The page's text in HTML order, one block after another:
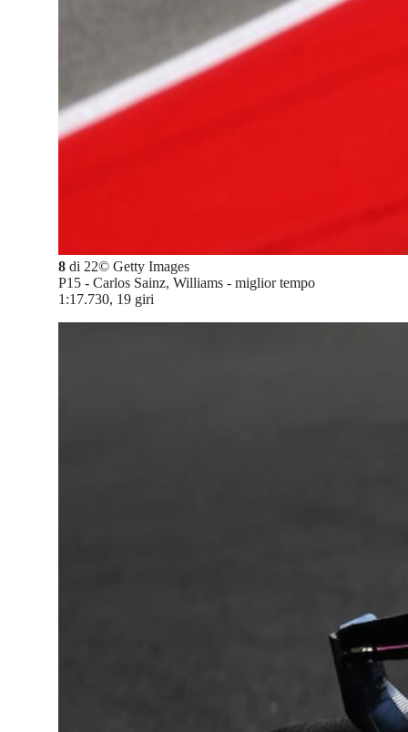
8 di 22© Getty Images
P15 - Carlos Sainz, Williams - miglior tempo
1:17.730, 19 giri